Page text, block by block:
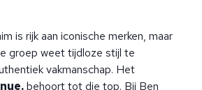
is rijk aan iconische merken, maar
groep weet tijdloze stijl te
vakmanschap. Het
behoort tot die top. Bij Ben